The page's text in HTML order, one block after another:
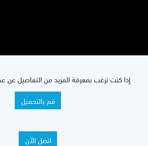
إذا كنت ترغب بمعرفة المزيد من التفاصيل عن
قم بالتحميل
اتصل الآن